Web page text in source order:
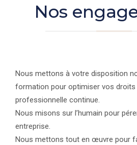
Nos
Nous mettons à votre disposition
formation pour optimiser vos
professionnelle continue.
Nous misons sur l’humain pour
entreprise.
Nous mettons tout en œuvre pour